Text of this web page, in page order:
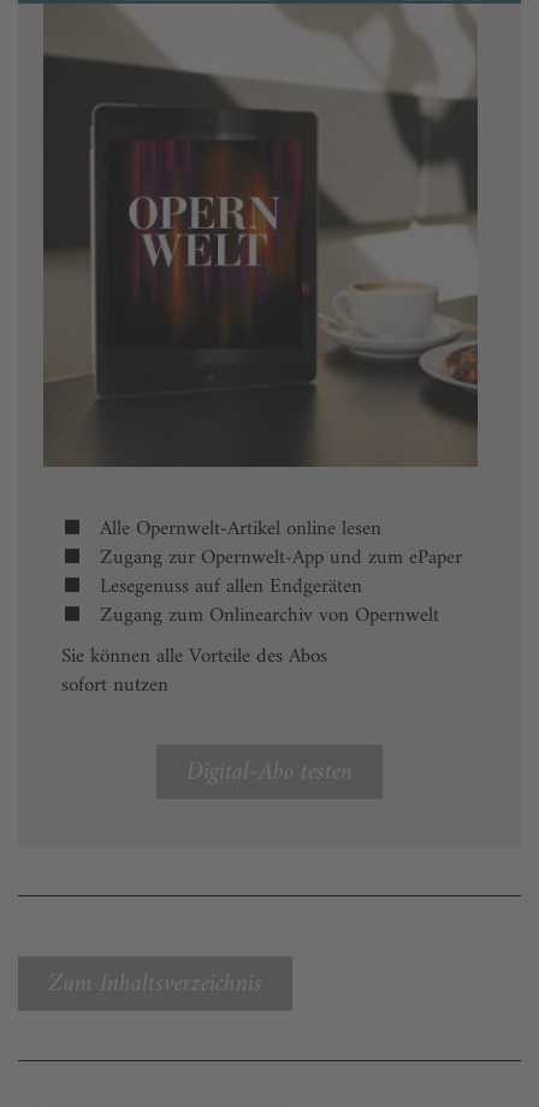
Alle Opernwelt-Artikel online lesen
Zugang zur Opernwelt-App und zum ePaper
Lesegenuss auf allen Endgeräten
Zugang zum Onlinearchiv von Opernwelt
Sie können alle Vorteile des Abos
sofort nutzen
Digital-Abo testen
Zum Inhaltsverzeichnis